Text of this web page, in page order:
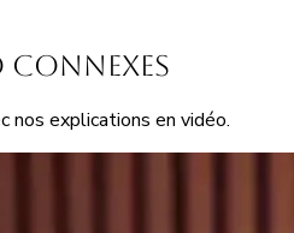
connexes
nos explications en vidéo.